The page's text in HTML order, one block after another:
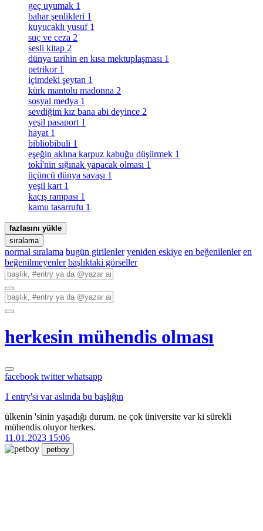
geç uyumak 1
bahar şenlikleri 1
kuyucaklı yusuf 1
suç ve ceza 2
sesli kitap 2
dünya tarihin en kısa mektuplaşması 1
petrikor 1
i̇çimdeki şeytan 1
kürk mantolu madonna 2
sosyal medya 1
sevdiğim kız bana abi deyince 2
yeşil pasaport 1
hayat 1
bibliobibuli 1
eşeğin aklına karpuz kabuğu düşürmek 1
toki̇'nin sığınak yapacak olması 1
üçüncü dünya savaşı 1
yeşil kart 1
kaçış rampası 1
kamu tasarrufu 1
fazlasını yükle
sıralama
normal sıralama bugün girilenler yeniden eskiye en beğenilenler en
beğenilmeyenler başlıktaki görseller
herkesin mühendis olması
facebook twitterwhatsapp
1 entry'si var aslında bu başlığın
ülkenin 'sinin yaşadığı durum. ne çok üniversite var ki sürekli
mühendis oluyor herkes.
11.01.2023 15:06
petboy